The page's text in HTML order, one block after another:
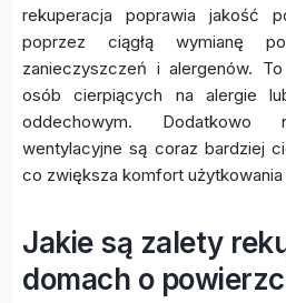
rekuperacja poprawia jakość
poprzez ciągłą wymianę
zanieczyszczeń i alergenów.
osób cierpiących na alergie
oddechowym. Dodatkowo
wentylacyjne są coraz bardziej
co zwiększa komfort użytkowania
Jakie są zalety
domach o